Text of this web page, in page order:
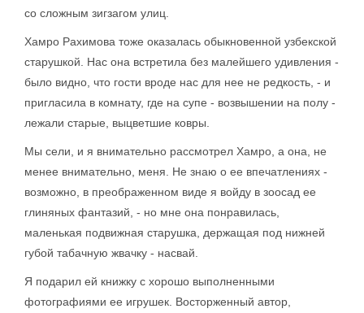
со сложным зигзагом улиц.
Хамро Рахимова тоже оказалась обыкновенной узбекской
старушкой. Нас она встретила без малейшего удивления -
было видно, что гости вроде нас для нее не редкость, - и
пригласила в комнату, где на супе - возвышении на полу -
лежали старые, выцветшие ковры.
Мы сели, и я внимательно рассмотрел Хамро, а она, не
менее внимательно, меня. Не знаю о ее впечатлениях -
возможно, в преображенном виде я войду в зоосад ее
глиняных фантазий, - но мне она понравилась,
маленькая подвижная старушка, держащая под нижней
губой табачную жвачку - насвай.
Я подарил ей книжку с хорошо выполненными
фотографиями ее игрушек. Восторженный автор,